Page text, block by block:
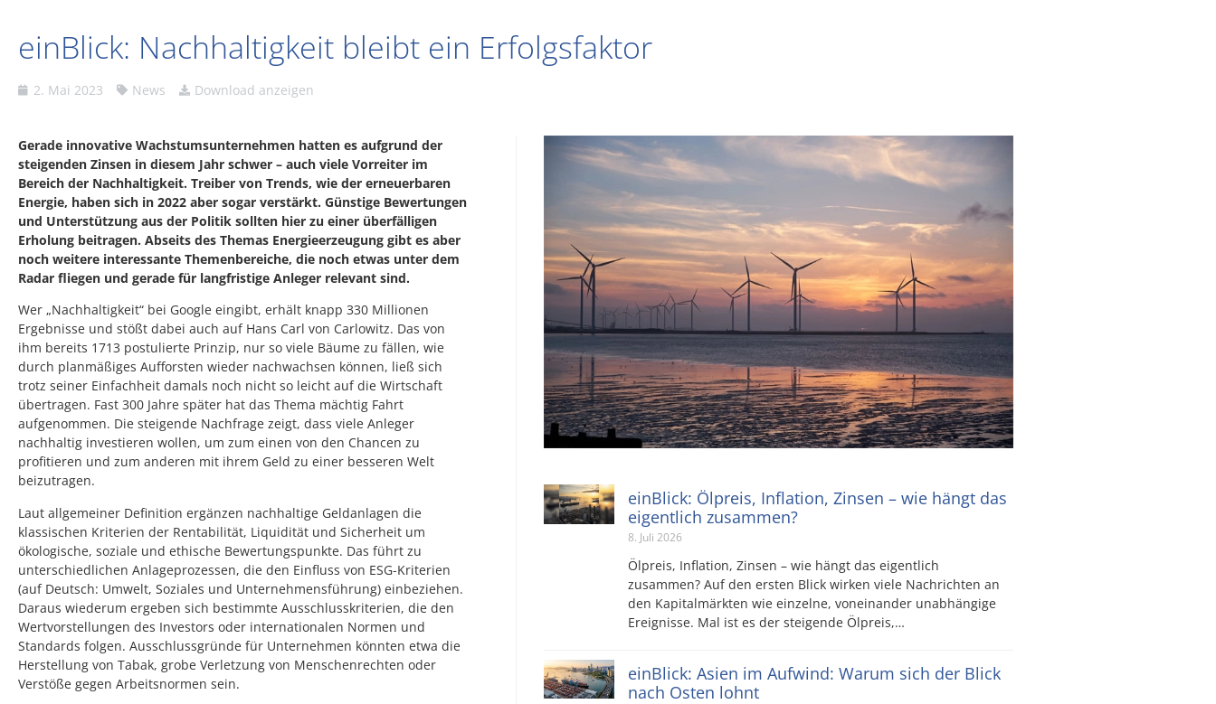
einBlick: Nachhaltigkeit bleibt ein Erfolgsfaktor
2. Mai 2023 News Download anzeigen
Gerade innovative Wachstumsunternehmen hatten es aufgrund der
steigenden Zinsen in diesem Jahr schwer – auch viele Vorreiter im
Bereich der Nachhaltigkeit. Treiber von Trends, wie der erneuerbaren
Energie, haben sich in 2022 aber sogar verstärkt. Günstige Bewertungen
und Unterstützung aus der Politik sollten hier zu einer überfälligen
Erholung beitragen. Abseits des Themas Energieerzeugung gibt es aber
noch weitere interessante Themenbereiche, die noch etwas unter dem
Radar fliegen und gerade für langfristige Anleger relevant sind.
Wer „Nachhaltigkeit“ bei Google eingibt, erhält knapp 330 Millionen
Ergebnisse und stößt dabei auch auf Hans Carl von Carlowitz. Das von
ihm bereits 1713 postulierte Prinzip, nur so viele Bäume zu fällen, wie
durch planmäßiges Aufforsten wieder nachwachsen können, ließ sich
trotz seiner Einfachheit damals noch nicht so leicht auf die Wirtschaft
übertragen. Fast 300 Jahre später hat das Thema mächtig Fahrt
aufgenommen. Die steigende Nachfrage zeigt, dass viele Anleger
nachhaltig investieren wollen, um zum einen von den Chancen zu
profitieren und zum anderen mit ihrem Geld zu einer besseren Welt
beizutragen.
Laut allgemeiner Definition ergänzen nachhaltige Geldanlagen die
klassischen Kriterien der Rentabilität, Liquidität und Sicherheit um
ökologische, soziale und ethische Bewertungspunkte. Das führt zu
unterschiedlichen Anlageprozessen, die den Einfluss von ESG-Kriterien
(auf Deutsch: Umwelt, Soziales und Unternehmensführung) einbeziehen.
Daraus wiederum ergeben sich bestimmte Ausschlusskriterien, die den
Wertvorstellungen des Investors oder internationalen Normen und
Standards folgen. Ausschlussgründe für Unternehmen könnten etwa die
Herstellung von Tabak, grobe Verletzung von Menschenrechten oder
Verstöße gegen Arbeitsnormen sein.
einBlick: Ölpreis, Inflation, Zinsen – wie hängt das
eigentlich zusammen?
8. Juli 2026
Ölpreis, Inflation, Zinsen – wie hängt das eigentlich
zusammen? Auf den ersten Blick wirken viele Nachrichten an
den Kapitalmärkten wie einzelne, voneinander unabhängige
Ereignisse. Mal ist es der steigende Ölpreis,…
einBlick: Asien im Aufwind: Warum sich der Blick
nach Osten lohnt